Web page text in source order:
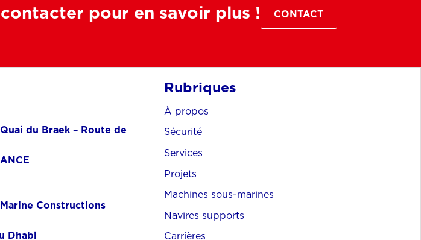
pour en savoir plus ! CONTACT
du Braek – Route de
Constructions
Dhabi
Rubriques
À propos
Sécurité
Services
Projets
Machines sous-marines
Navires supports
Carrières